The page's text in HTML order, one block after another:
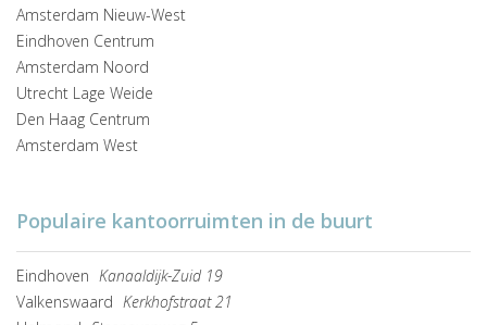
Amsterdam Nieuw-West
Eindhoven Centrum
Amsterdam Noord
Utrecht Lage Weide
Den Haag Centrum
Amsterdam West
Populaire kantoorruimten in de buurt
Eindhoven Kanaaldijk-Zuid 19
Valkenswaard Kerkhofstraat 21